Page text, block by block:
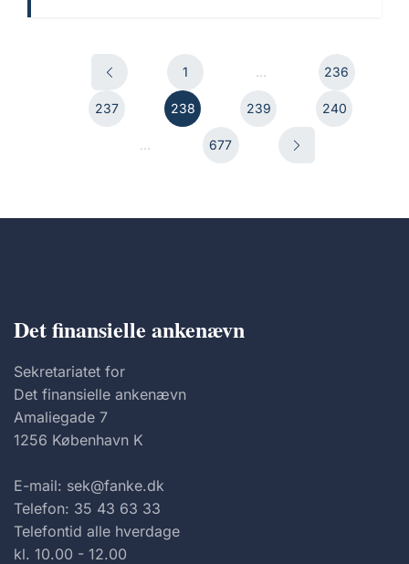
1 ... 236
237 238 239 240
... 677
Det finansielle ankenævn
Sekretariatet for
Det finansielle ankenævn
Amaliegade 7
1256 København K
E-mail: sek@fanke.dk
Telefon: 35 43 63 33
Telefontid alle hverdage
kl. 10.00 - 12.00